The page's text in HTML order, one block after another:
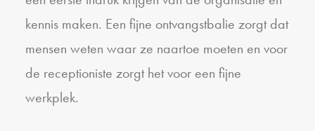
kennis maken. Een fijne ontvangstbalie zorgt dat
mensen weten waar ze naartoe moeten en voor
de receptioniste zorgt het voor een fijne
werkplek.